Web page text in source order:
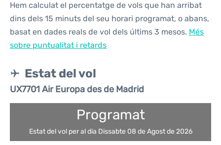
Hem calculat el percentatge de vols que han arribat
dins dels 15 minuts del seu horari programat, o abans,
basat en dades reals de vol dels últims 3 mesos. Més
sobre puntualitat i retards
Estat del vol
UX7701 Air Europa des de Madrid
Programat
Estat del vol per al dia Dissabte 08 de Agost de 2026